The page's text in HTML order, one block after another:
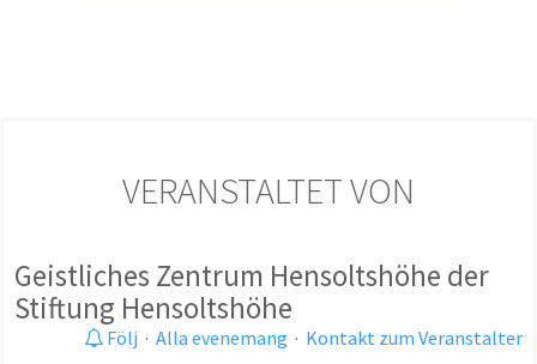
VERANSTALTET VON
Geistliches Zentrum Hensoltshöhe der
Stiftung Hensoltshöhe
Följ · Alla evenemang · Kontakt zum Veranstalter